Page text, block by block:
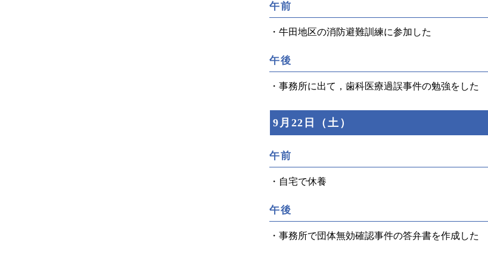
午前
・牛田地区の消防避難訓練に参加した
午後
・事務所に出て，歯科医療過誤事件の勉強をした
9月22日（土）
午前
・自宅で休養
午後
・事務所で団体無効確認事件の答弁書を作成した